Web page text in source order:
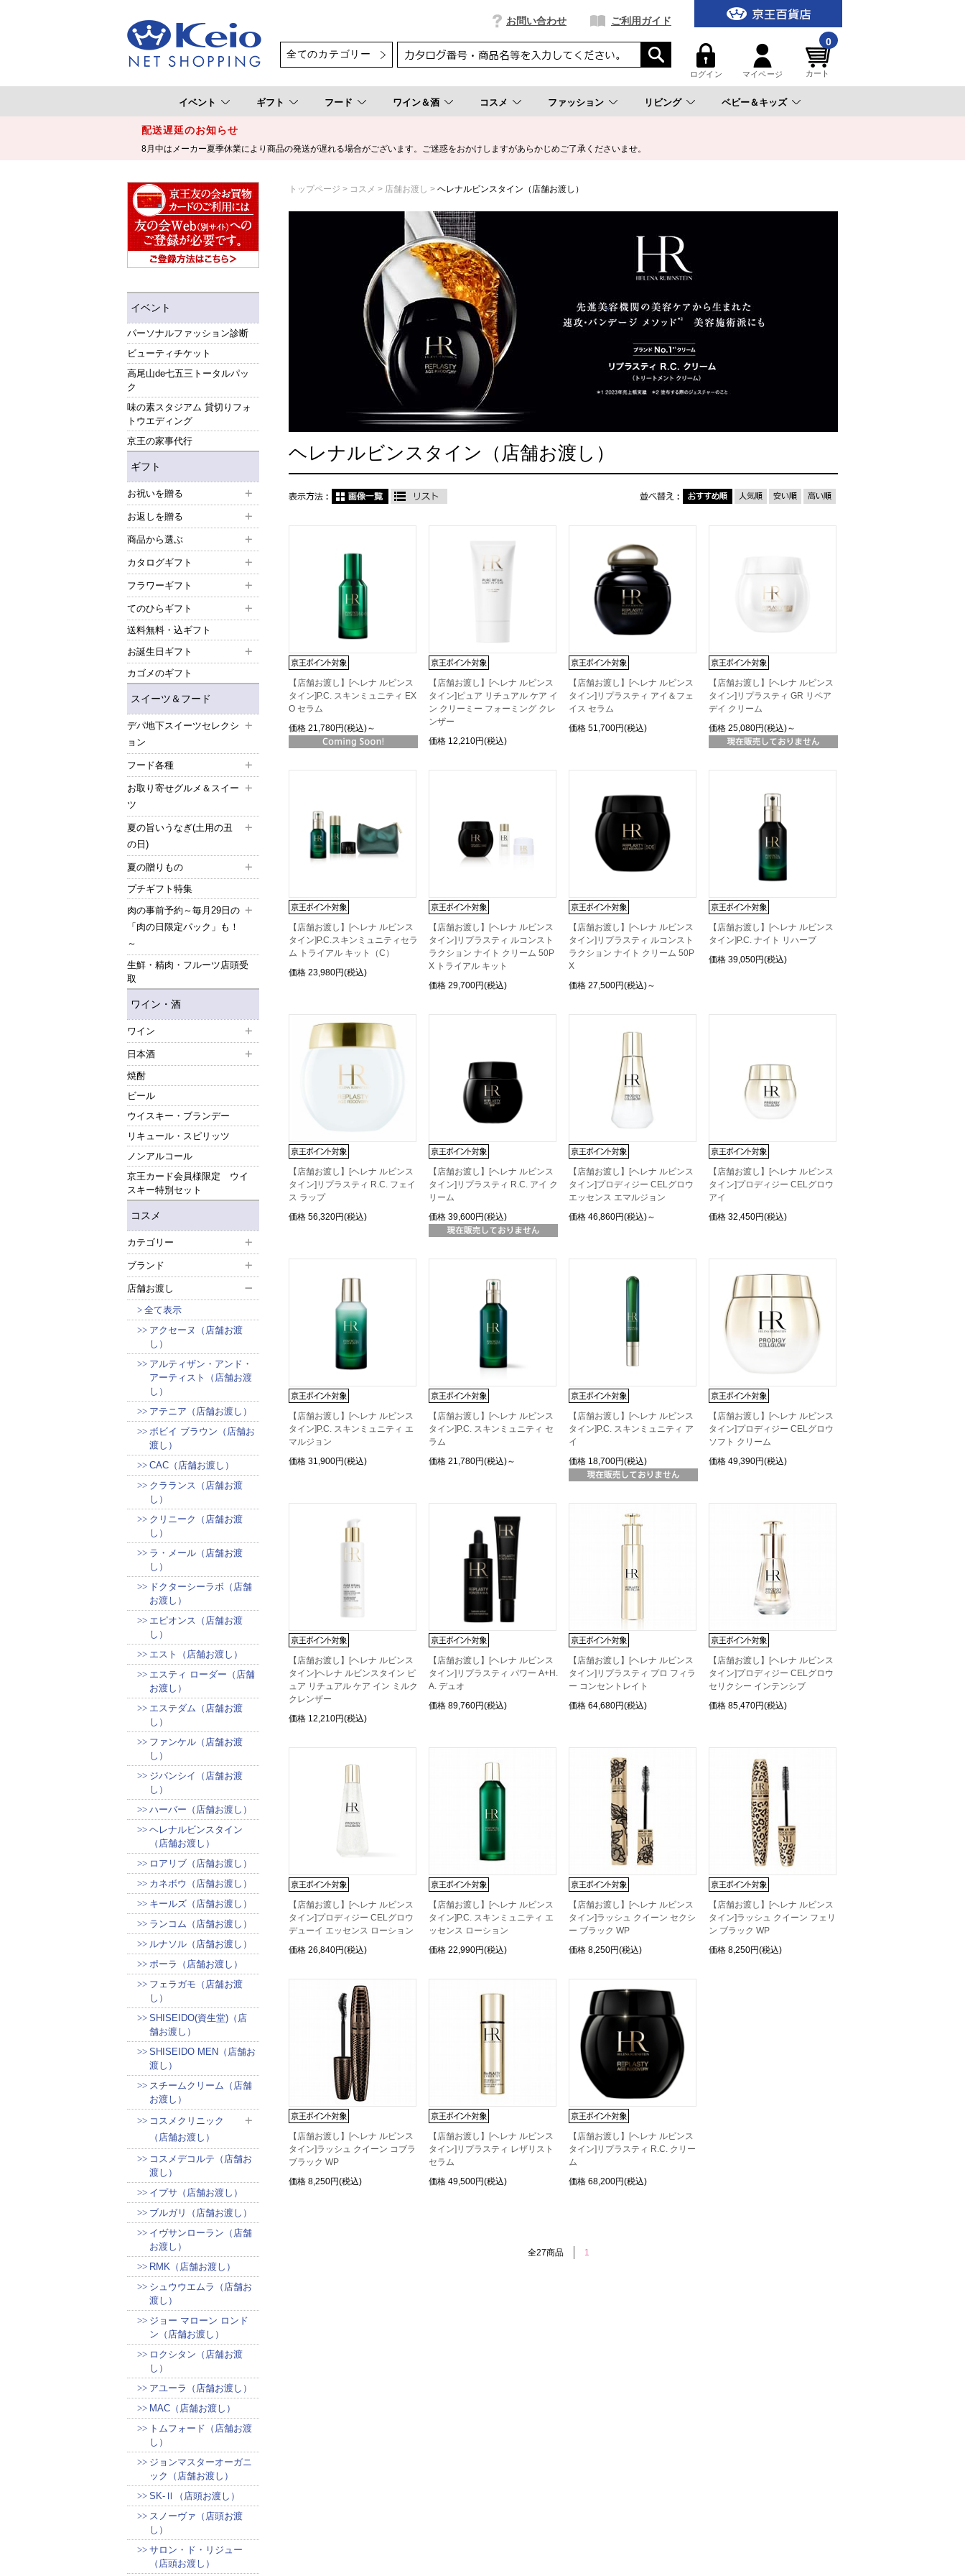
お問い合わせ ご利用ガイド
ログイン マイページ
0
カート
イベント ギフト フード ワイン＆酒 コスメ ファッション リビング ベビー＆キッズ
配送遅延のお知らせ
8月中はメーカー夏季休業により商品の発送が遅れる場合がございます。ご迷惑をおかけしますがあらかじめご了承くださいませ。
イベント
パーソナルファッション診断
ビューティチケット
高尾山de七五三トータルパッ
ク
味の素スタジアム 貸切りフォ
トウエディング
京王の家事代行
ギフト
お祝いを贈る
お返しを贈る
商品から選ぶ
カタログギフト
フラワーギフト
てのひらギフト
送料無料・込ギフト
お誕生日ギフト
カゴメのギフト
スイーツ＆フード
デパ地下スイーツセレクシ
ョン
フード各種
お取り寄せグルメ＆スイー
ツ
夏の旨いうなぎ(土用の丑
の日)
夏の贈りもの
プチギフト特集
肉の事前予約～毎月29日の
「肉の日限定パック」も！
～
生鮮・精肉・フルーツ店頭受
取
ワイン・酒
ワイン
日本酒
焼酎
ビール
ウイスキー・ブランデー
リキュール・スピリッツ
ノンアルコール
京王カード会員様限定 ウイ
スキー特別セット
コスメ
カテゴリー
ブランド
店舗お渡し
全て表示
アクセーヌ（店舗お渡
し）
アルティザン・アンド・
アーティスト（店舗お渡
し）
アテニア（店舗お渡し）
ボビイ ブラウン（店舗お
渡し）
CAC（店舗お渡し）
クラランス（店舗お渡
し）
クリニーク（店舗お渡
し）
ラ・メール（店舗お渡
し）
ドクターシーラボ（店舗
お渡し）
エピオンス（店舗お渡
し）
エスト（店舗お渡し）
エスティ ローダー（店舗
お渡し）
エステダム（店舗お渡
し）
ファンケル（店舗お渡
し）
ジバンシイ（店舗お渡
し）
ハーバー（店舗お渡し）
ヘレナルビンスタイン
（店舗お渡し）
ロアリブ（店舗お渡し）
カネボウ（店舗お渡し）
キールズ（店舗お渡し）
ランコム（店舗お渡し）
ルナソル（店舗お渡し）
ポーラ（店舗お渡し）
フェラガモ（店舗お渡
し）
SHISEIDO(資生堂)（店
舗お渡し）
SHISEIDO MEN（店舗お
渡し）
スチームクリーム（店舗
お渡し）
コスメクリニック
（店舗お渡し）
コスメデコルテ（店舗お
渡し）
イプサ（店舗お渡し）
ブルガリ（店舗お渡し）
イヴサンローラン（店舗
お渡し）
RMK（店舗お渡し）
シュウウエムラ（店舗お
渡し）
ジョー マローン ロンド
ン（店舗お渡し）
ロクシタン（店舗お渡
し）
アユーラ（店舗お渡し）
MAC（店舗お渡し）
トムフォード（店舗お渡
し）
ジョンマスターオーガニ
ック（店舗お渡し）
SK-Ⅱ（店頭お渡し）
スノーヴァ（店頭お渡
し）
サロン・ド・リジュー
（店頭お渡し）
トップページ コスメ 店舗お渡し ヘレナルビンスタイン（店舗お渡し）
ヘレナルビンスタイン（店舗お渡し）
【店舗お渡し】[ヘレナ ルビンス
タイン]P.C. スキンミュニティ EX
O セラム
価格 21,780円(税込)～
【店舗お渡し】[ヘレナ ルビンス
タイン]ピュア リチュアル ケア イ
ン クリーミー フォーミング クレ
ンザー
価格 12,210円(税込)
【店舗お渡し】[ヘレナ ルビンス
タイン]リプラスティ アイ＆フェ
イス セラム
価格 51,700円(税込)
【店舗お渡し】[ヘレナ ルビンス
タイン]リプラスティ GR リペア
デイ クリーム
価格 25,080円(税込)～
【店舗お渡し】[ヘレナ ルビンス
タイン]P.C.スキンミュニティセラ
ム トライアル キット（C）
価格 23,980円(税込)
【店舗お渡し】[ヘレナ ルビンス
タイン]リプラスティ ルコンスト
ラクション ナイト クリーム 50P
X トライアル キット
価格 29,700円(税込)
【店舗お渡し】[ヘレナ ルビンス
タイン]リプラスティ ルコンスト
ラクション ナイト クリーム 50P
X
価格 27,500円(税込)～
【店舗お渡し】[ヘレナ ルビンス
タイン]P.C. ナイト リハーブ
価格 39,050円(税込)
【店舗お渡し】[ヘレナ ルビンス
タイン]リプラスティ R.C. フェイ
ス ラップ
価格 56,320円(税込)
【店舗お渡し】[ヘレナ ルビンス
タイン]リプラスティ R.C. アイ ク
リーム
価格 39,600円(税込)
【店舗お渡し】[ヘレナ ルビンス
タイン]プロディジー CELグロウ
エッセンス エマルジョン
価格 46,860円(税込)～
【店舗お渡し】[ヘレナ ルビンス
タイン]プロディジー CELグロウ
アイ
価格 32,450円(税込)
【店舗お渡し】[ヘレナ ルビンス
タイン]P.C. スキンミュニティ エ
マルジョン
価格 31,900円(税込)
【店舗お渡し】[ヘレナ ルビンス
タイン]P.C. スキンミュニティ セ
ラム
価格 21,780円(税込)～
【店舗お渡し】[ヘレナ ルビンス
タイン]P.C. スキンミュニティ ア
イ
価格 18,700円(税込)
【店舗お渡し】[ヘレナ ルビンス
タイン]プロディジー CELグロウ
ソフト クリーム
価格 49,390円(税込)
【店舗お渡し】[ヘレナ ルビンス
タイン]ヘレナ ルビンスタイン ピ
ュア リチュアル ケア イン ミルク
クレンザー
価格 12,210円(税込)
【店舗お渡し】[ヘレナ ルビンス
タイン]リプラスティ パワー A+H.
A. デュオ
価格 89,760円(税込)
【店舗お渡し】[ヘレナ ルビンス
タイン]リプラスティ プロ フィラ
ー コンセントレイト
価格 64,680円(税込)
【店舗お渡し】[ヘレナ ルビンス
タイン]プロディジー CELグロウ
セリクシー インテンシブ
価格 85,470円(税込)
【店舗お渡し】[ヘレナ ルビンス
タイン]プロディジー CELグロウ
デューイ エッセンス ローション
価格 26,840円(税込)
【店舗お渡し】[ヘレナ ルビンス
タイン]P.C. スキンミュニティ エ
ッセンス ローション
価格 22,990円(税込)
【店舗お渡し】[ヘレナ ルビンス
タイン]ラッシュ クイーン セクシ
ー ブラック WP
価格 8,250円(税込)
【店舗お渡し】[ヘレナ ルビンス
タイン]ラッシュ クイーン フェリ
ン ブラック WP
価格 8,250円(税込)
【店舗お渡し】[ヘレナ ルビンス
タイン]ラッシュ クイーン コブラ
ブラック WP
価格 8,250円(税込)
【店舗お渡し】[ヘレナ ルビンス
タイン]リプラスティ レザリスト
セラム
価格 49,500円(税込)
【店舗お渡し】[ヘレナ ルビンス
タイン]リプラスティ R.C. クリー
ム
価格 68,200円(税込)
全27商品 1